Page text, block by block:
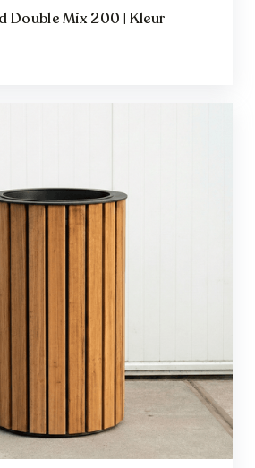
Double Mix 200 | Kleur